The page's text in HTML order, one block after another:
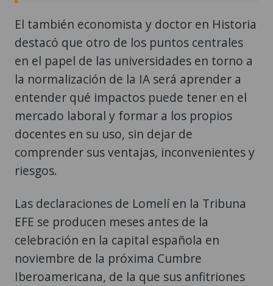
El también economista y doctor en Historia
destacó que otro de los puntos centrales
en el papel de las universidades en torno a
la normalización de la IA será aprender a
entender qué impactos puede tener en el
mercado laboral y formar a los propios
docentes en su uso, sin dejar de
comprender sus ventajas, inconvenientes y
riesgos.
Las declaraciones de Lomelí en la Tribuna
EFE se producen meses antes de la
celebración en la capital española en
noviembre de la próxima Cumbre
Iberoamericana, de la que sus anfitriones